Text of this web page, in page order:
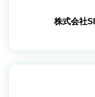
株式会社